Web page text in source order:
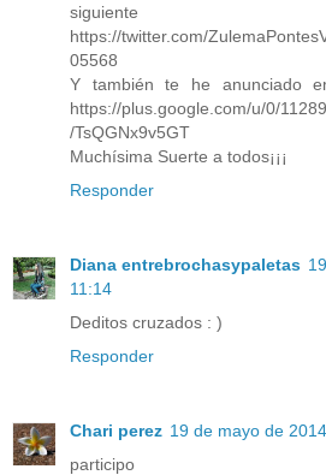
https://twitter.com/
05568
Y también te he anunciado
https://plus.google.com/u/0/
/TsQGNx9v5GT
Muchísima Suerte a todos¡¡¡
Responder
Diana entrebrochasypaletas
11:14
Deditos cruzados : )
Responder
Chari perez 19 de mayo de
participo